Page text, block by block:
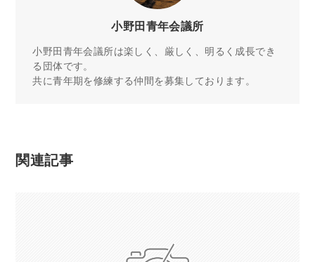
小野田青年会議所
小野田青年会議所は楽しく、厳しく、明るく成長でき
る団体です。
共に青年期を修練する仲間を募集しております。
関連記事